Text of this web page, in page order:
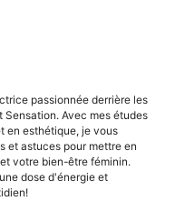
passionnée derrière les
Sensation. Avec mes études
en esthétique, je vous
et astuces pour mettre en
votre bien-être féminin.
dose d'énergie et